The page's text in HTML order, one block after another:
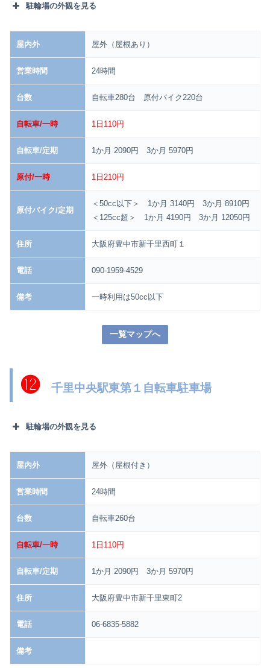
駐輪場の外観を見る
屋内外 屋外（屋根あり）
営業時間 24時間
台数 自転車280台 原付バイク220台
自転車/一時 1日110円
自転車/定期 1か月 2090円 3か月 5970円
原付/一時 1日210円
原付バイク/定期
＜50cc以下＞ 1か月 3140円 3か月 8910円
＜125cc超＞ 1か月 4190円 3か月 12050円
住所 大阪府豊中市新千里西町１
電話 090-1959-4529
備考 一時利用は50cc以下
一覧マップへ
⓬千里中央駅東第１自転車駐車場
駐輪場の外観を見る
屋内外 屋外（屋根付き）
営業時間 24時間
台数 自転車260台
自転車/一時 1日110円
自転車/定期 1か月 2090円 3か月 5970円
住所 大阪府豊中市新千里東町2
電話 06-6835-5882
備考